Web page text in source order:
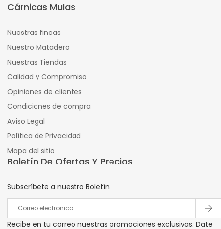
Cárnicas Mulas
Nuestras fincas
Nuestro Matadero
Nuestras Tiendas
Calidad y Compromiso
Opiniones de clientes
Condiciones de compra
Aviso Legal
Política de Privacidad
Mapa del sitio
Boletín De Ofertas Y Precios
Subscríbete a nuestro Boletín
Recibe en tu correo nuestras promociones exclusivas. Date